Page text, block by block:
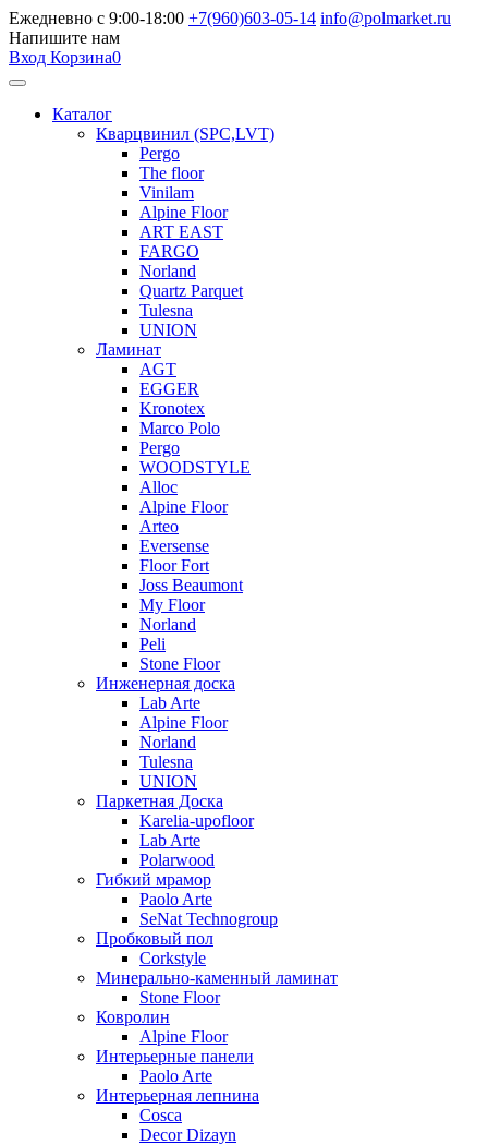
Ежедневно с 9:00-18:00 +7(960)603-05-14 info@polmarket.ru
Напишите нам
Вход Корзина0
Каталог
Кварцвинил (SPC,LVT)
Pergo
The floor
Vinilam
Alpine Floor
ART EAST
FARGO
Norland
Quartz Parquet
Tulesna
UNION
Ламинат
AGT
EGGER
Kronotex
Marco Polo
Pergo
WOODSTYLE
Alloc
Alpine Floor
Arteo
Eversense
Floor Fort
Joss Beaumont
My Floor
Norland
Peli
Stone Floor
Инженерная доска
Lab Arte
Alpine Floor
Norland
Tulesna
UNION
Паркетная Доска
Karelia-upofloor
Lab Arte
Polarwood
Гибкий мрамор
Paolo Arte
SeNat Technogroup
Пробковый пол
Corkstyle
Минерально-каменный ламинат
Stone Floor
Ковролин
Alpine Floor
Интерьерные панели
Paolo Arte
Интерьерная лепнина
Cosca
Decor Dizayn